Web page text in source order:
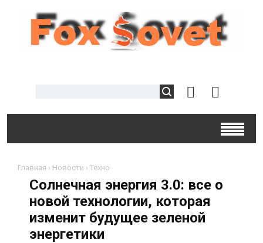
Главная › Новости › Техно
Солнечная энергия 3.0: все о
новой технологии, которая
изменит будущее зеленой
энергетики